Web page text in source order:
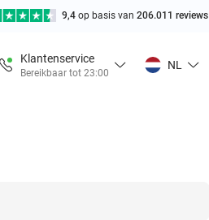
9,4 op basis van 206.011 reviews
Klantenservice
Bereikbaar tot 23:00
NL